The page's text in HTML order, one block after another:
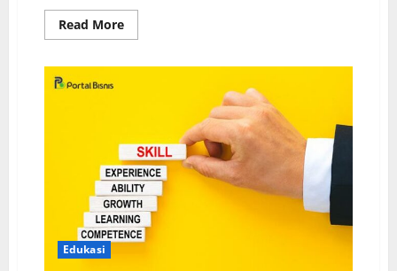
Read More
Edukasi